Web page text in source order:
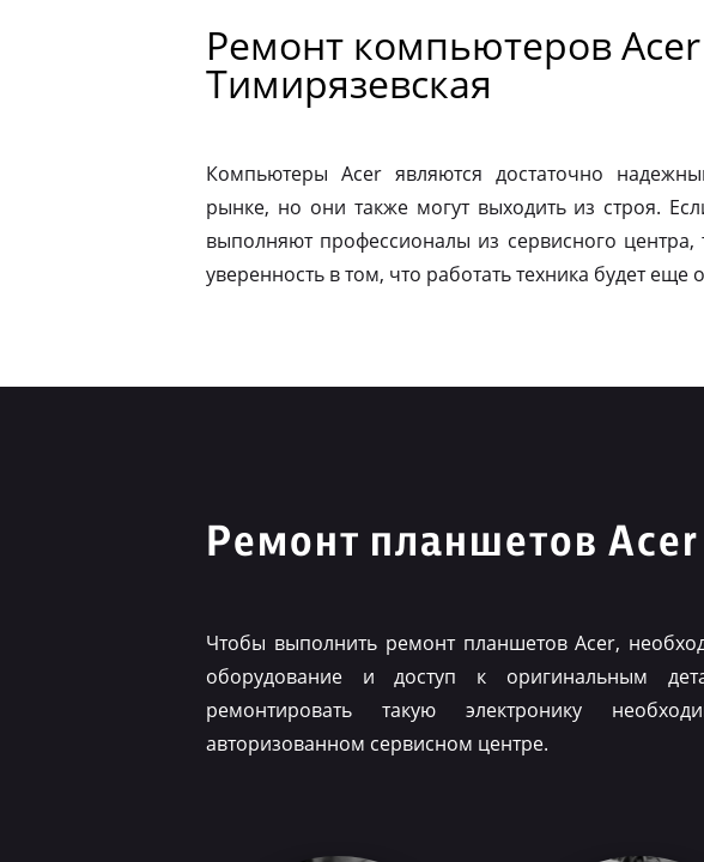
Ремонт компьютеров
Тимирязевская
Компьютеры Acer являются достаточно
рынке, но они также могут выходить из строя.
выполняют профессионалы из сервисного
уверенность в том, что работать техника будет еще
Ремонт планшетов
Чтобы выполнить ремонт планшетов Acer,
оборудование и доступ к оригинальным
ремонтировать такую электронику
авторизованном сервисном центре.